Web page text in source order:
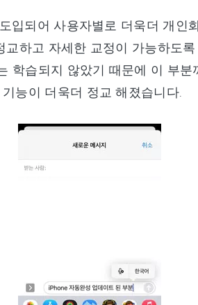
입되어 사용자별로 더욱더 개인
하고 자세한 교정이 가능하도
학습되지 않았기 때문에 이 부
능이 더욱더 정교 해졌습니다.